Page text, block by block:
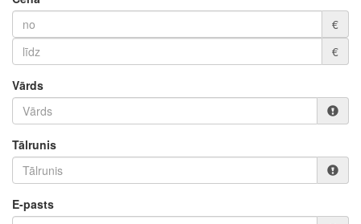
€
€
Vārds
Tālrunis
E-pasts